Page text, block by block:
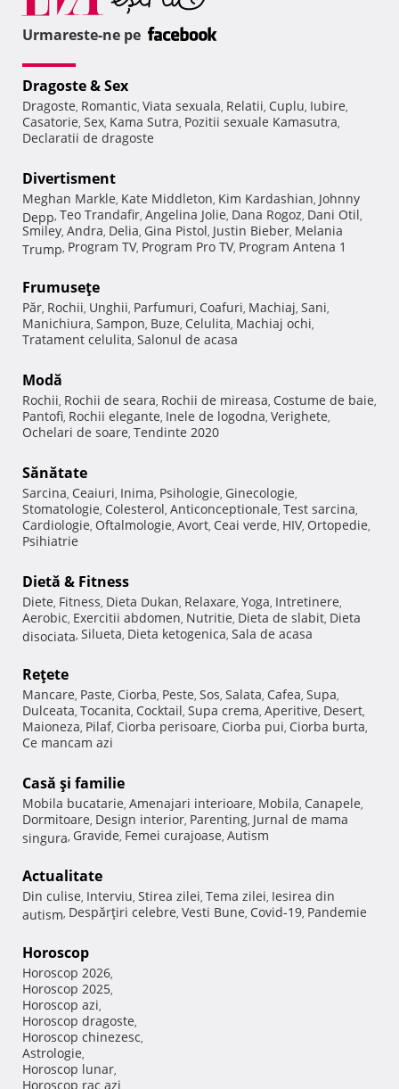
Urmareste-ne pe
Dragoste & Sex
Dragoste, Romantic, Viata sexuala, Relatii, Cuplu, Iubire,
Casatorie, Sex, Kama Sutra, Pozitii sexuale Kamasutra,
Declaratii de dragoste
Divertisment
Meghan Markle, Kate Middleton, Kim Kardashian, Johnny
Depp, Teo Trandafir, Angelina Jolie, Dana Rogoz, Dani Otil,
Smiley, Andra, Delia, Gina Pistol, Justin Bieber, Melania
Trump, Program TV, Program Pro TV, Program Antena 1
Frumuseţe
Păr, Rochii, Unghii, Parfumuri, Coafuri, Machiaj, Sani,
Manichiura, Sampon, Buze, Celulita, Machiaj ochi,
Tratament celulita, Salonul de acasa
Modă
Rochii, Rochii de seara, Rochii de mireasa, Costume de baie,
Pantofi, Rochii elegante, Inele de logodna, Verighete,
Ochelari de soare, Tendinte 2020
Sănătate
Sarcina, Ceaiuri, Inima, Psihologie, Ginecologie,
Stomatologie, Colesterol, Anticonceptionale, Test sarcina,
Cardiologie, Oftalmologie, Avort, Ceai verde, HIV, Ortopedie,
Psihiatrie
Dietă & Fitness
Diete, Fitness, Dieta Dukan, Relaxare, Yoga, Intretinere,
Aerobic, Exercitii abdomen, Nutritie, Dieta de slabit, Dieta
disociata, Silueta, Dieta ketogenica, Sala de acasa
Reţete
Mancare, Paste, Ciorba, Peste, Sos, Salata, Cafea, Supa,
Dulceata, Tocanita, Cocktail, Supa crema, Aperitive, Desert,
Maioneza, Pilaf, Ciorba perisoare, Ciorba pui, Ciorba burta,
Ce mancam azi
Casă şi familie
Mobila bucatarie, Amenajari interioare, Mobila, Canapele,
Dormitoare, Design interior, Parenting, Jurnal de mama
singura, Gravide, Femei curajoase, Autism
Actualitate
Din culise, Interviu, Stirea zilei, Tema zilei, Iesirea din
autism, Despărţiri celebre, Vesti Bune, Covid-19, Pandemie
Horoscop
Horoscop 2026,
Horoscop 2025,
Horoscop azi,
Horoscop dragoste,
Horoscop chinezesc,
Astrologie,
Horoscop lunar,
Horoscop rac azi